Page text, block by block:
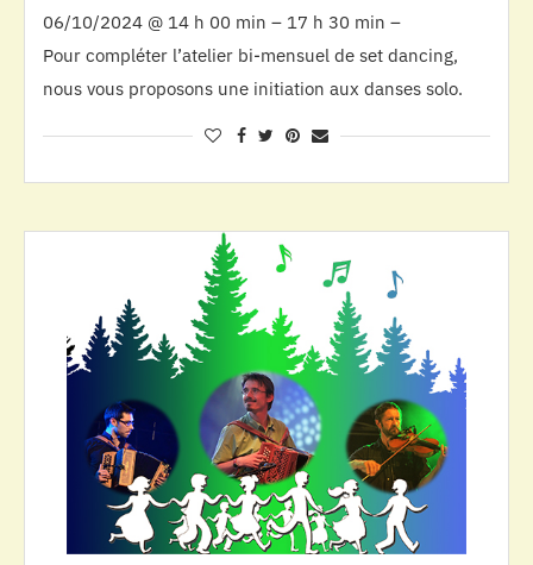
06/10/2024 @ 14 h 00 min – 17 h 30 min –
Pour compléter l’atelier bi-mensuel de set dancing,
nous vous proposons une initiation aux danses solo.